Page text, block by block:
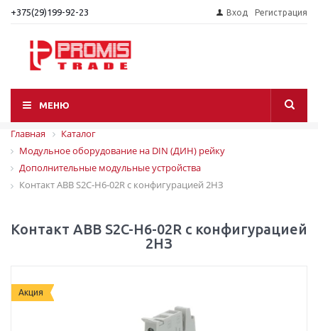
+375(29)199-92-23 Вход Регистрация
МЕНЮ
Главная
Каталог
Модульное оборудование на DIN (ДИН) рейку
Дополнительные модульные устройства
Контакт ABB S2C-H6-02R с конфигурацией 2НЗ
Контакт ABB S2C-H6-02R с конфигурацией
2НЗ
Акция